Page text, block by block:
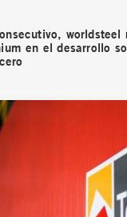
worldsteel
en el desarrollo